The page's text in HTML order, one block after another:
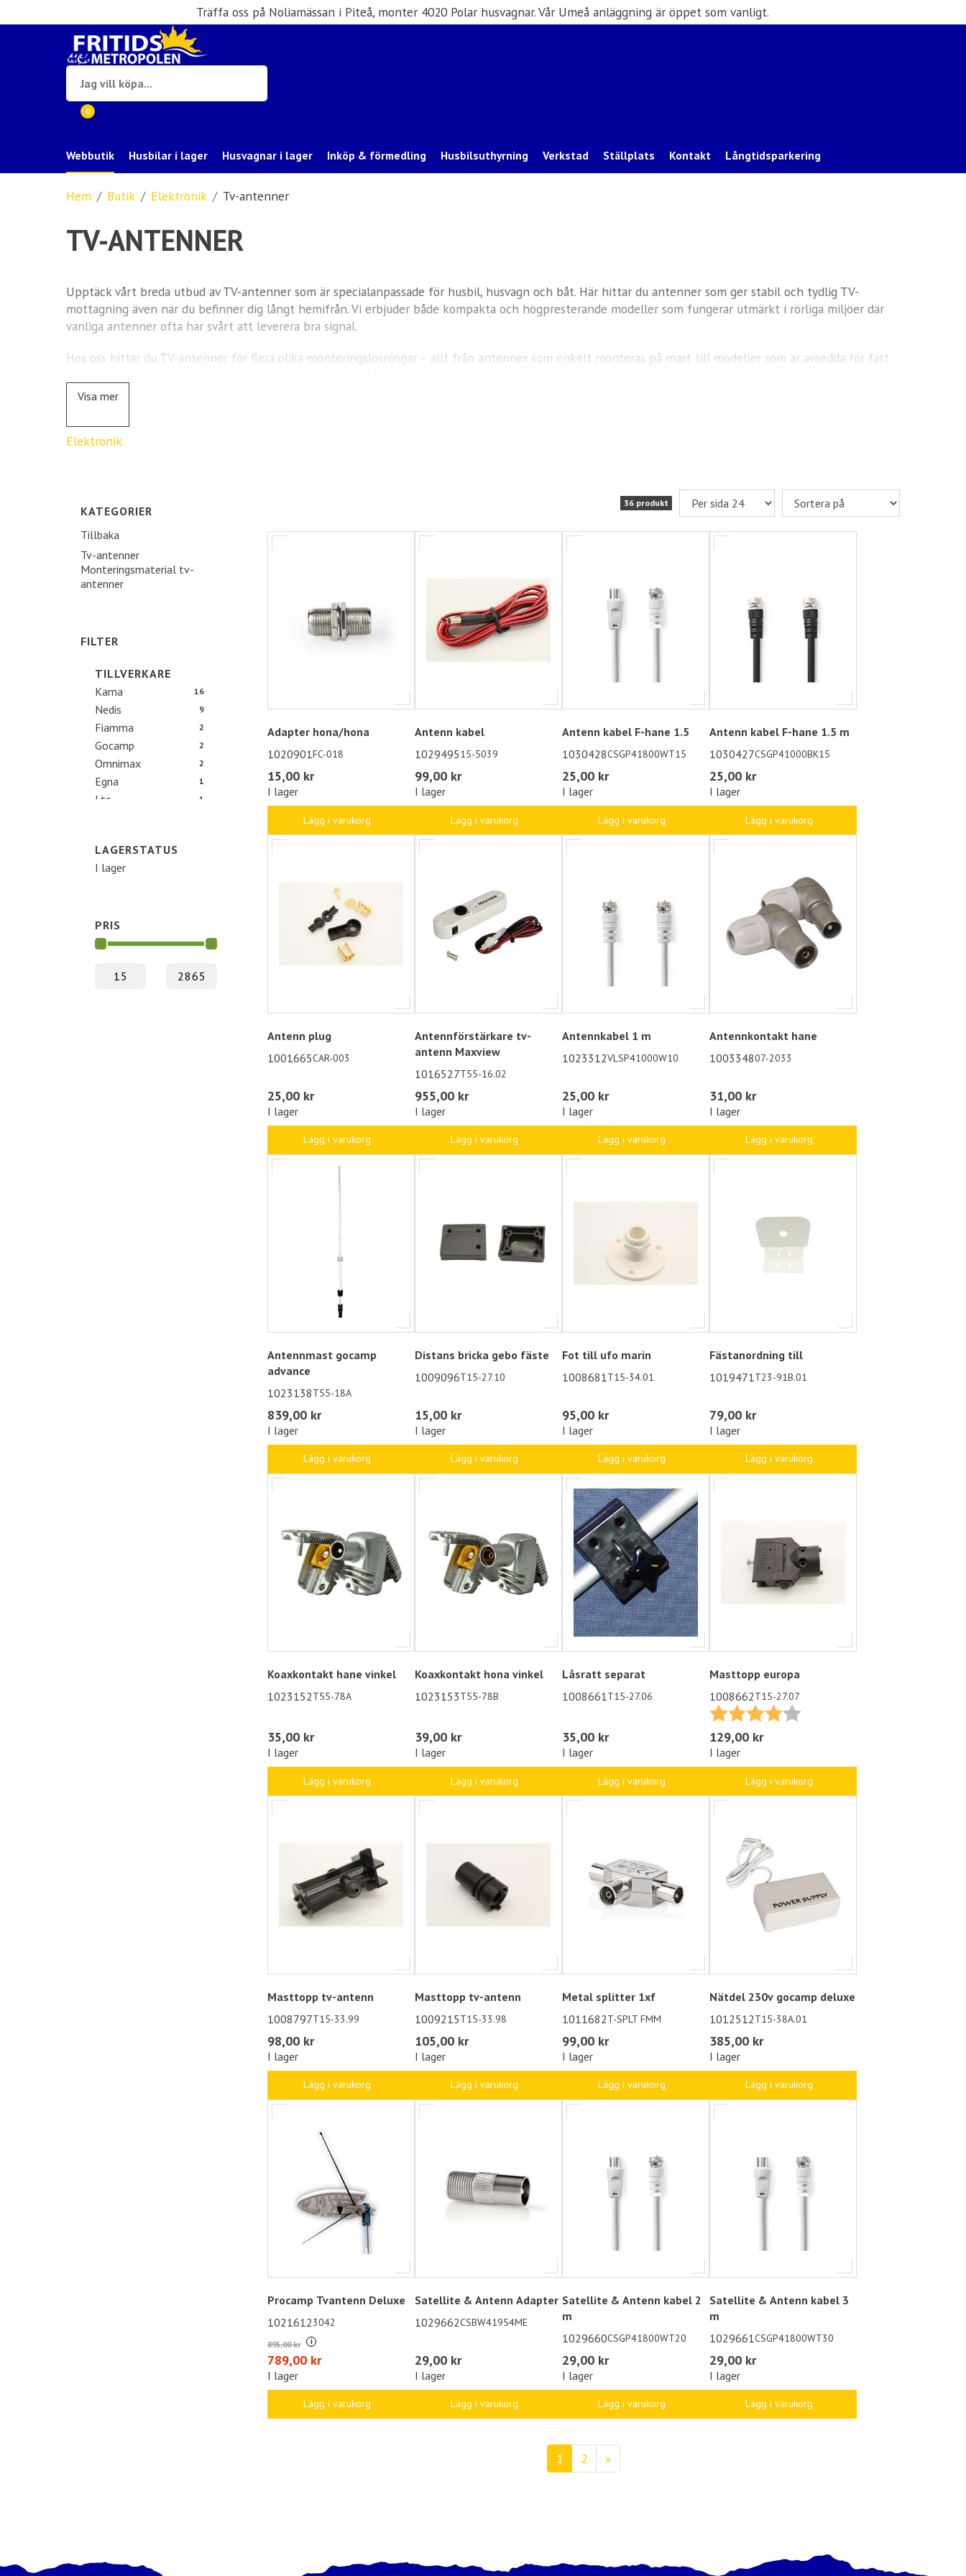
Träffa oss på Noliamässan i Piteå, monter 4020 Polar husvagnar. Vår Umeå anläggning är öppet som vanligt.
0
Webbutik Husbilar i lager Husvagnar i lager Inköp & förmedling Husbilsuthyrning Verkstad Ställplats Kontakt Långtidsparkering
Hem Butik Elektronik Tv-antenner
TV-ANTENNER
Upptäck vårt breda utbud av TV-antenner som är specialanpassade för husbil, husvagn och båt. Här hittar du antenner som ger stabil och tydlig TV-
mottagning även när du befinner dig långt hemifrån. Vi erbjuder både kompakta och högpresterande modeller som fungerar utmärkt i rörliga miljöer där
vanliga antenner ofta har svårt att leverera bra signal.
Hos oss hittar du TV-antenner för flera olika monteringslösningar – allt från antenner som enkelt monteras på mast till modeller som är avsedda för fast
säkerställer en säker och hållbar montering.
Oavsett om du prioriterar räckvidd, signalstyrka eller en kompakt design har vi en antennlösning som passar din husbil, husvagn eller båt perfekt.
Visa mer
Elektronik
KATEGORIER
Tillbaka
Tv-antenner
Monteringsmaterial tv-
antenner
FILTER
TILLVERKARE
Kama
16
Nedis 9
Fiamma 2
Gocamp 2
Omnimax 2
Egna 1
Ltc 1
Televes
LAGERSTATUS
I lager
PRIS
36 produkt
Adapter hona/hona
1020901FC-018
15,00 kr
I lager
Lägg i varukorg
Antenn kabel
102949515-5039
99,00 kr
I lager
Lägg i varukorg
Antenn kabel F-hane 1.5
1030428CSGP41800WT15
25,00 kr
I lager
Lägg i varukorg
Antenn kabel F-hane 1.5 m
1030427CSGP41000BK15
25,00 kr
I lager
Lägg i varukorg
Antenn plug
1001665CAR-003
25,00 kr
I lager
Lägg i varukorg
Antennförstärkare tv-
antenn Maxview
1016527T55-16.02
955,00 kr
I lager
Lägg i varukorg
Antennkabel 1 m
1023312VLSP41000W10
25,00 kr
I lager
Lägg i varukorg
Antennkontakt hane
100334807-2033
31,00 kr
I lager
Lägg i varukorg
Antennmast gocamp
advance
1023138T55-18A
839,00 kr
I lager
Lägg i varukorg
Distans bricka gebo fäste
1009096T15-27.10
15,00 kr
I lager
Lägg i varukorg
Fot till ufo marin
1008681T15-34.01
95,00 kr
I lager
Lägg i varukorg
Fästanordning till
1019471T23-91B.01
79,00 kr
I lager
Lägg i varukorg
Koaxkontakt hane vinkel
1023152T55-78A
35,00 kr
I lager
Lägg i varukorg
Koaxkontakt hona vinkel
1023153T55-78B
39,00 kr
I lager
Lägg i varukorg
Låsratt separat
1008661T15-27.06
35,00 kr
I lager
Lägg i varukorg
Masttopp europa
1008662T15-27.07
Betyg:
4.0 utav 5 stjärnor
129,00 kr
I lager
Lägg i varukorg
Masttopp tv-antenn
1008797T15-33.99
98,00 kr
I lager
Lägg i varukorg
Masttopp tv-antenn
1009215T15-33.98
105,00 kr
I lager
Lägg i varukorg
Metal splitter 1xf
1011682T-SPLT FMM
99,00 kr
I lager
Lägg i varukorg
Nätdel 230v gocamp deluxe
1012512T15-38A.01
385,00 kr
I lager
Lägg i varukorg
Procamp Tvantenn Deluxe
10216123042
895,00 kr i
789,00 kr
I lager
Lägg i varukorg
Satellite & Antenn Adapter
1029662CSBW41954ME
29,00 kr
I lager
Lägg i varukorg
Satellite & Antenn kabel 2
m
1029660CSGP41800WT20
29,00 kr
I lager
Lägg i varukorg
Satellite & Antenn kabel 3
m
1029661CSGP41800WT30
29,00 kr
I lager
Lägg i varukorg
1 2 »